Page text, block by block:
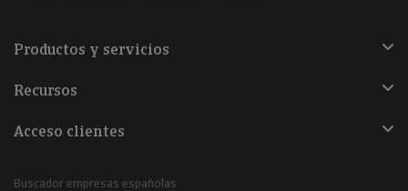
Productos y servicios
Recursos
Acceso clientes
Buscador empresas españolas